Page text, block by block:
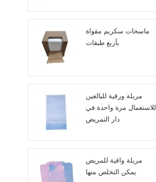
ماسحات سكريم مقواة
بأربع طبقات
مريلة ورقية للبالغين
للاستعمال مرة واحدة في
دار التمريض
مريلة واقية للمريض
يمكن التخلص منها